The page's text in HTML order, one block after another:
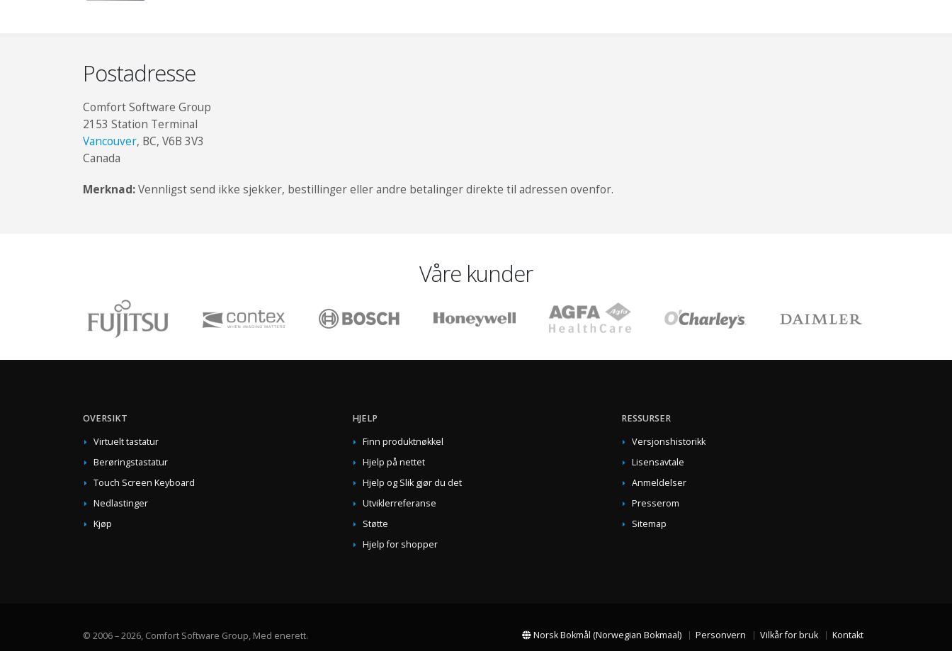
Postadresse
Comfort Software Group
2153 Station Terminal
Vancouver, BC, V6B 3V3
Canada
Merknad:Vennligst send ikke sjekker, bestillinger eller andre betalinger direkte til adressen ovenfor.
Våre kunder
OVERSIKT
Virtuelt tastatur
Berøringstastatur
Touch Screen Keyboard
Nedlastinger
Kjøp
HJELP
Finn produktnøkkel
Hjelp på nettet
Hjelp og Slik gjør du det
Utviklerreferanse
Støtte
Hjelp for shopper
RESSURSER
Versjonshistorikk
Lisensavtale
Anmeldelser
Presserom
Sitemap
© 2006 – 2026, Comfort Software Group, Med enerett. Norsk Bokmål (Norwegian Bokmaal) Personvern Vilkår for bruk Kontakt